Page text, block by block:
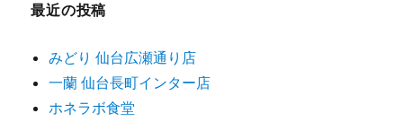
最近の投稿
みどり 仙台広瀬通り店
一蘭 仙台長町インター店
ホネラボ食堂